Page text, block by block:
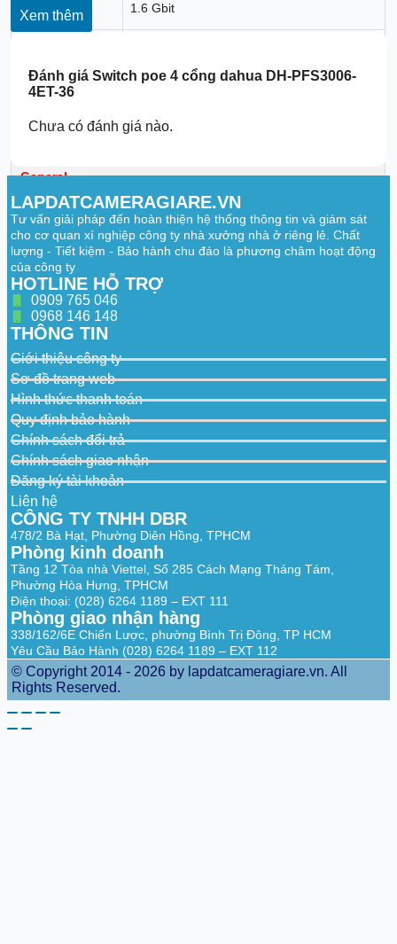
Capacity
1.6 Gbit
Rate
General
Statics
Protection
Air discharge: 8 kV
Contact discharge: 4 kV
Lighting
Protection
Common mode: 2 kV
Net Weight 0.16 kg (0.35 lb)
Gross Weight
Product
Dimensions
Packaging
Dimensions
136.0 mm × 55.0 mm × 153.0 mm
Casing Material Plastic
Installation Desktop mount
Certifications
Xem thêm
Đánh giáSwitch poe 4 cổng dahua DH-PFS3006-
4ET-36
Chưa có đánh giá nào.
LAPDATCAMERAGIARE.VN
Tư vấn giải pháp đến hoàn thiện hệ thống thông tin và giám sát
cho cơ quan xí nghiệp công ty nhà xưởng nhà ở riêng lẻ. Chất
lượng - Tiết kiệm - Bảo hành chu đáo là phương châm hoạt động
của công ty
HOTLINE HỖ TRỢ
0909 765 046
0968 146 148
THÔNG TIN
Giới thiệu công ty
Sơ đồ trang web
Hình thức thanh toán
Quy định bảo hành
Chính sách đổi trả
Chính sách giao nhận
Đăng ký tài khoản
Liên hệ
CÔNG TY TNHH DBR
478/2 Bà Hạt, Phường Diên Hồng, TPHCM
Phòng kinh doanh
Tầng 12 Tòa nhà Viettel, Số 285 Cách Mạng Tháng Tám,
Phường Hòa Hưng, TPHCM
Điện thoại: (028) 6264 1189 – EXT 111
Phòng giao nhận hàng
338/162/6E Chiến Lược, phường Bình Trị Đông, TP HCM
Yêu Cầu Bảo Hành (028) 6264 1189 – EXT 112
© Copyright 2014 - 2026 by lapdatcameragiare.vn. All
Rights Reserved.